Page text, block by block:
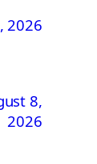
2026
8,
2026